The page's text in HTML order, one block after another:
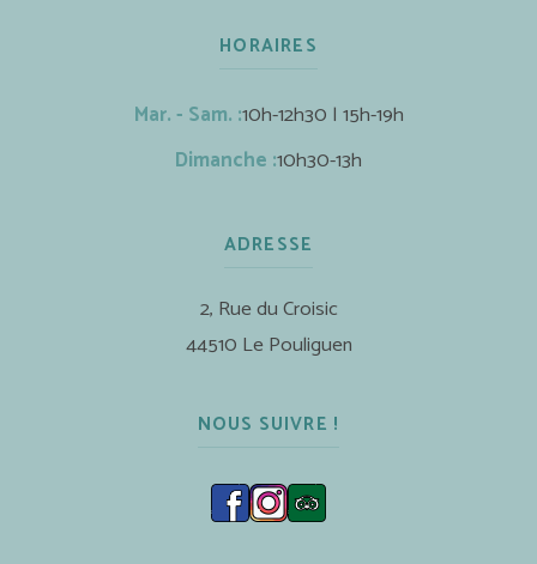
HORAIRES
Mar. - Sam. :10h-12h30 | 15h-19h
Dimanche :10h30-13h
ADRESSE
2, Rue du Croisic
44510 Le Pouliguen
NOUS SUIVRE !